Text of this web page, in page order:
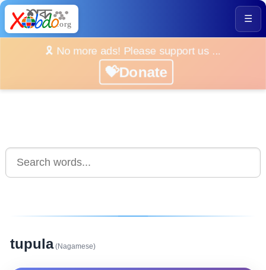
☰
🎗️ No more ads! Please support us ...
💝Donate
tupula(Nagamese)